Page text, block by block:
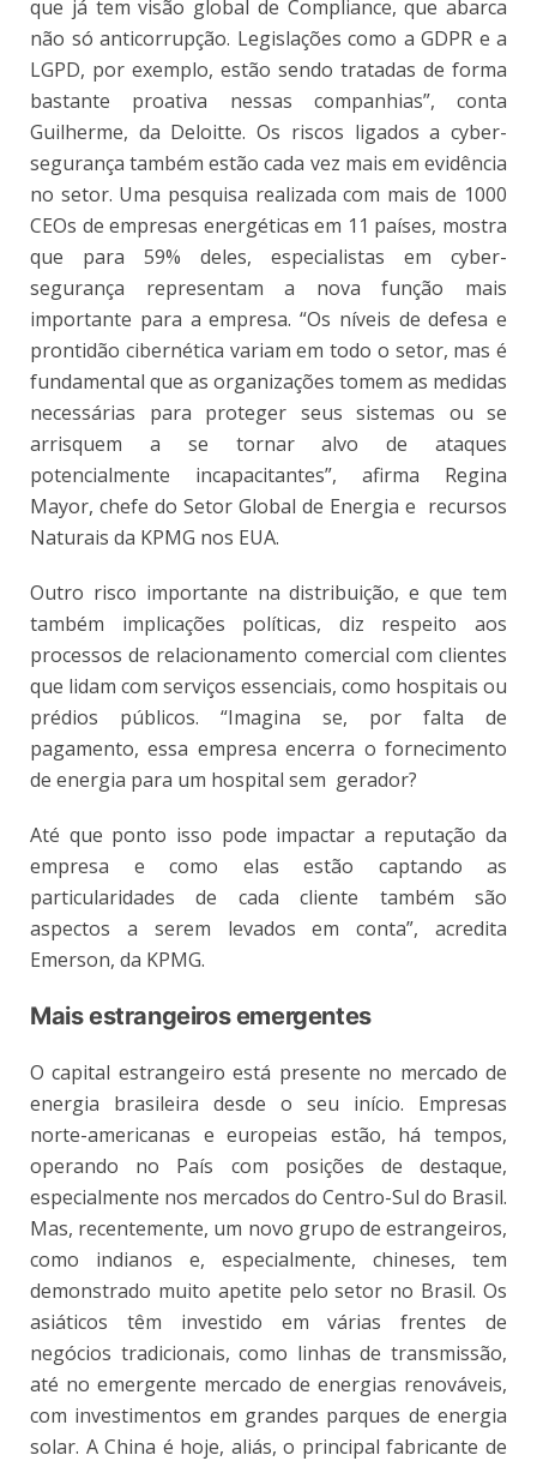
que já tem visão global de Compliance, que abarca
não só anticorrupção. Legislações como a GDPR e a
LGPD, por exemplo, estão sendo tratadas de forma
bastante proativa nessas companhias”, conta
Guilherme, da Deloitte. Os riscos ligados a cyber-
segurança também estão cada vez mais em evidência
no setor. Uma pesquisa realizada com mais de 1000
CEOs de empresas energéticas em 11 países, mostra
que para 59% deles, especialistas em cyber-
segurança representam a nova função mais
importante para a empresa. “Os níveis de defesa e
prontidão cibernética variam em todo o setor, mas é
fundamental que as organizações tomem as medidas
necessárias para proteger seus sistemas ou se
arrisquem a se tornar alvo de ataques
potencialmente incapacitantes”, afirma Regina
Mayor, chefe do Setor Global de Energia e recursos
Naturais da KPMG nos EUA.
Outro risco importante na distribuição, e que tem
também implicações políticas, diz respeito aos
processos de relacionamento comercial com clientes
que lidam com serviços essenciais, como hospitais ou
prédios públicos. “Imagina se, por falta de
pagamento, essa empresa encerra o fornecimento
de energia para um hospital sem gerador?
Até que ponto isso pode impactar a reputação da
empresa e como elas estão captando as
particularidades de cada cliente também são
aspectos a serem levados em conta”, acredita
Emerson, da KPMG.
Mais estrangeiros emergentes
O capital estrangeiro está presente no mercado de
energia brasileira desde o seu início. Empresas
norte-americanas e europeias estão, há tempos,
operando no País com posições de destaque,
especialmente nos mercados do Centro-Sul do Brasil.
Mas, recentemente, um novo grupo de estrangeiros,
como indianos e, especialmente, chineses, tem
demonstrado muito apetite pelo setor no Brasil. Os
asiáticos têm investido em várias frentes de
negócios tradicionais, como linhas de transmissão,
até no emergente mercado de energias renováveis,
com investimentos em grandes parques de energia
solar. A China é hoje, aliás, o principal fabricante de